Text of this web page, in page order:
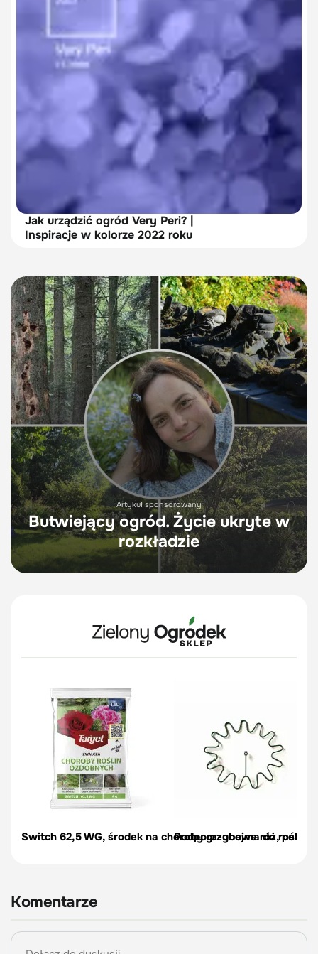
Jak urządzić ogród Very Peri? |
Inspiracje w kolorze 2022 roku
Artykuł sponsorowany
Butwiejący ogród. Życie ukryte w
rozkładzie
Switch 62,5 WG, środek na choroby grzybowe róż,
Podpora-obejma do roślin,
Komentarze